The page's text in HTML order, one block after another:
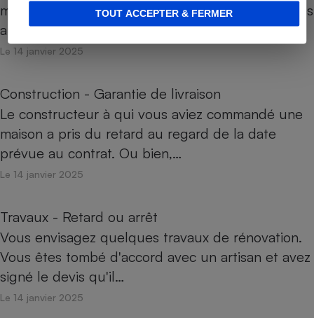
TOUT ACCEPTER & FERMER
mais celui-ci a rétréci et les couleurs sont passées
au lavage. Vous…
Le 14 janvier 2025
Construction - Garantie de livraison
Le constructeur à qui vous aviez commandé une
maison a pris du retard au regard de la date
prévue au contrat. Ou bien,…
Le 14 janvier 2025
Travaux - Retard ou arrêt
Vous envisagez quelques travaux de rénovation.
Vous êtes tombé d'accord avec un artisan et avez
signé le devis qu'il…
Le 14 janvier 2025